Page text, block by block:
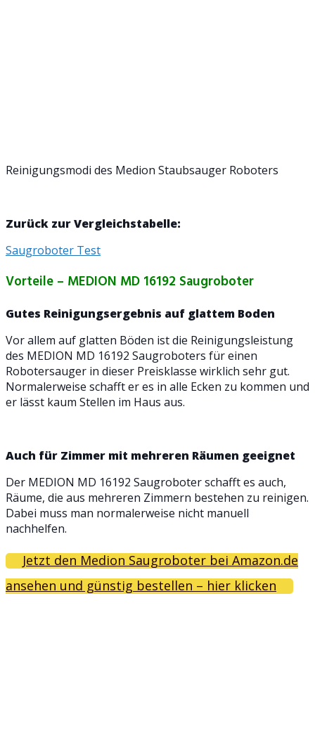
Reinigungsmodi des Medion Staubsauger Roboters
Zurück zur Vergleichstabelle:
Saugroboter Test
Vorteile – MEDION MD 16192 Saugroboter
Gutes Reinigungsergebnis auf glattem Boden
Vor allem auf glatten Böden ist die Reinigungsleistung
des MEDION MD 16192 Saugroboters für einen
Robotersauger in dieser Preisklasse wirklich sehr gut.
Normalerweise schafft er es in alle Ecken zu kommen und
er lässt kaum Stellen im Haus aus.
Auch für Zimmer mit mehreren Räumen geeignet
Der MEDION MD 16192 Saugroboter schafft es auch,
Räume, die aus mehreren Zimmern bestehen zu reinigen.
Dabei muss man normalerweise nicht manuell
nachhelfen.
Jetzt den Medion Saugroboter bei Amazon.de
ansehen und günstig bestellen – hier klicken